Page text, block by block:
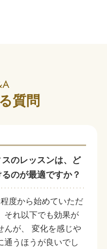
質問
のレッスンは、ど
のが最適ですか？
度から始めていただ
それ以下でも効果が
んが、 変化を感じや
通うほうが良いでし